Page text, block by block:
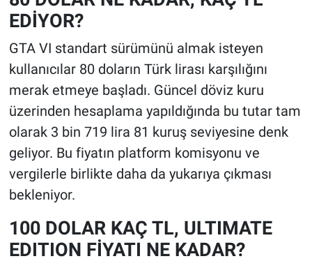
EDİYOR?
GTA VI standart sürümünü almak isteyen
kullanıcılar 80 doların Türk lirası karşılığını
merak etmeye başladı. Güncel döviz kuru
üzerinden hesaplama yapıldığında bu tutar tam
olarak 3 bin 719 lira 81 kuruş seviyesine denk
geliyor. Bu fiyatın platform komisyonu ve
vergilerle birlikte daha da yukarıya çıkması
bekleniyor.
100 DOLAR KAÇ TL, ULTIMATE
EDITION FİYATI NE KADAR?